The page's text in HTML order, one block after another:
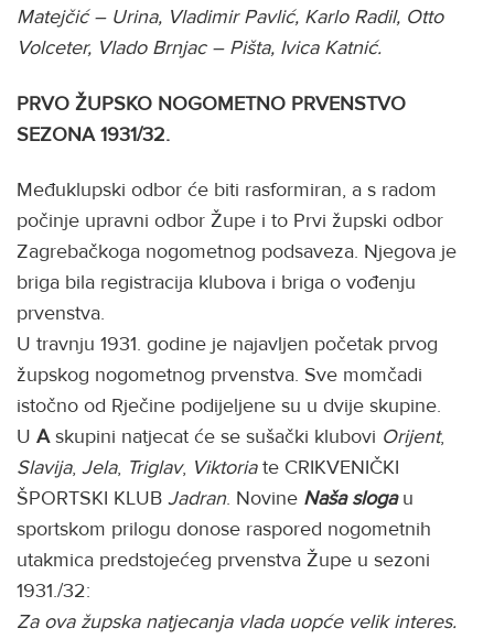
Matejčić – Urina, Vladimir Pavlić, Karlo Radil, Otto
Volceter, Vlado Brnjac – Pišta, Ivica Katnić.
PRVO ŽUPSKO NOGOMETNO PRVENSTVO
SEZONA 1931/32.
Međuklupski odbor će biti rasformiran, a s radom
počinje upravni odbor Župe i to Prvi župski odbor
Zagrebačkoga nogometnog podsaveza. Njegova je
briga bila registracija klubova i briga o vođenju
prvenstva.
U travnju 1931. godine je najavljen početak prvog
župskog nogometnog prvenstva. Sve momčadi
istočno od Rječine podijeljene su u dvije skupine.
U Askupini natjecat će se sušački klubovi Orijent,
Slavija, Jela, Triglav, Viktoriate CRIKVENIČKI
ŠPORTSKI KLUB Jadran. Novine Naša slogau
sportskom prilogu donose raspored nogometnih
utakmica predstojećeg prvenstva Župe u sezoni
1931./32:
Za ova župska natjecanja vlada uopće velik interes.